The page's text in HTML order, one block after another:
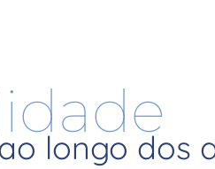
longo dos